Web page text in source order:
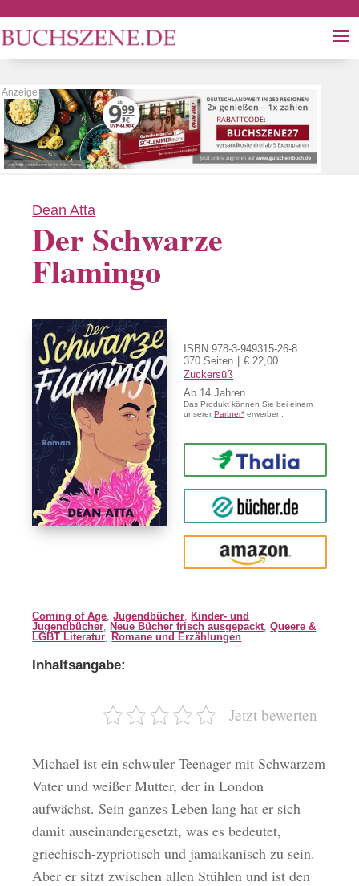
Dean Atta
Der Schwarze
Flamingo
ISBN 978-3-949315-26-8
370 Seiten
€ 22,00
Zuckersüß
Ab 14
Das Produkt können Sie bei einem
unsererPartner* erwerben:
Thalia
buecher.de
Amazon
Coming of Age ,Jugendbücher ,Kinder- und
Jugendbücher ,Neue Bücher frisch ausgepackt ,Queere &
LGBT Literatur ,Romane und Erzählungen
Inhaltsangabe:
Jetzt bewerten
Michael ist ein schwuler Teenager mit Schwarzem
Vater und weißer Mutter, der in London
aufwächst. Sein ganzes Leben lang hat er sich
damit auseinandergesetzt, was es bedeutet,
griechisch-zypriotisch und jamaikanisch zu sein.
Aber er sitzt zwischen allen Stühlen und ist den